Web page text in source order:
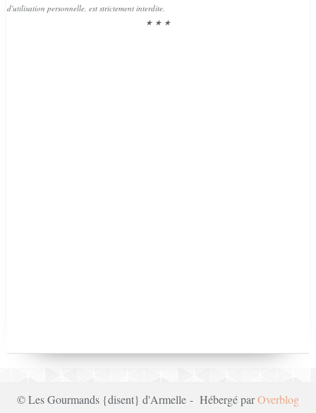
d'utilisation personnelle, est strictement interdite.
★ ★ ★
© Les Gourmands {disent} d'Armelle - Hébergé parOverblog